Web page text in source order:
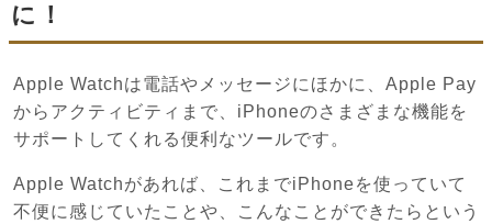
に！
Apple Watchは電話やメッセージにほかに、Apple Pay
からアクティビティまで、iPhoneのさまざまな機能を
サポートしてくれる便利なツールです。
Apple Watchがあれば、これまでiPhoneを使っていて
不便に感じていたことや、こんなことができたらという